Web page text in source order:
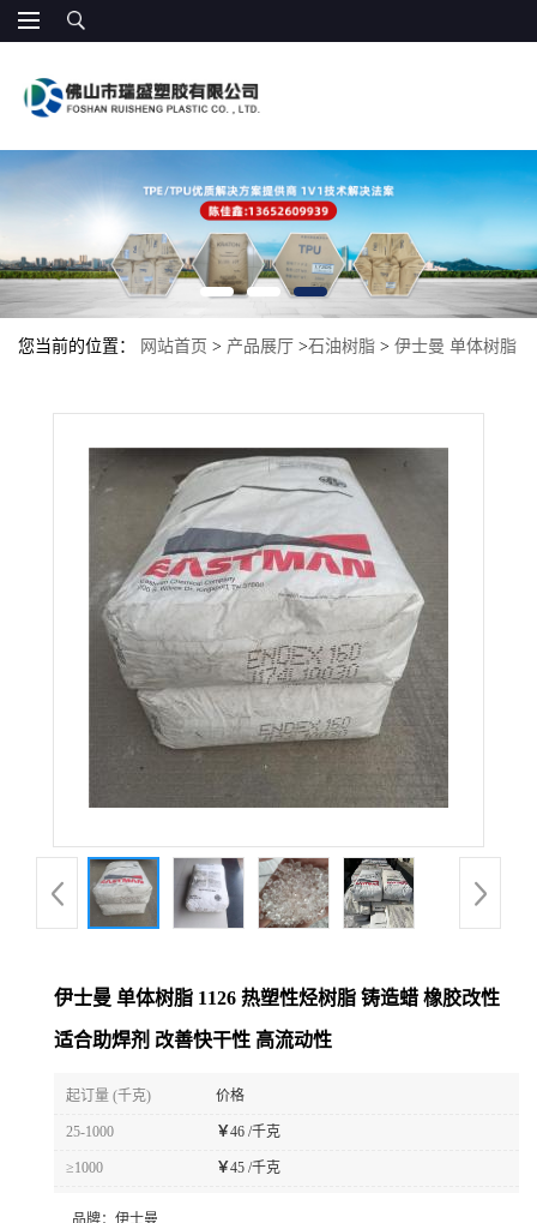
您当前的位置： 网站首页 > 产品展厅 >石油树脂 > 伊士曼 单体树脂
伊士曼 单体树脂 1126 热塑性烃树脂 铸造蜡 橡胶改性
适合助焊剂 改善快干性 高流动性
起订量 (千克) 价格
25-1000 ￥46 /千克
≥1000 ￥45 /千克
品牌： 伊士曼